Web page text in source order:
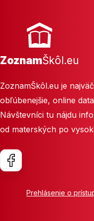
ZoznamŠkôl.eu
ZoznamŠkôl.eu je
obľúbenejšie, online
Návštevníci tu nájdu
od materských po
Prehlásenie o